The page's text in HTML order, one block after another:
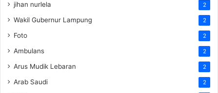
jihan nurlela 2
Wakil Gubernur Lampung 2
Foto 2
Ambulans 2
Arus Mudik Lebaran 2
Arab Saudi 2